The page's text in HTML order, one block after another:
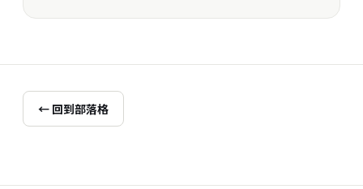
← 回到部落格